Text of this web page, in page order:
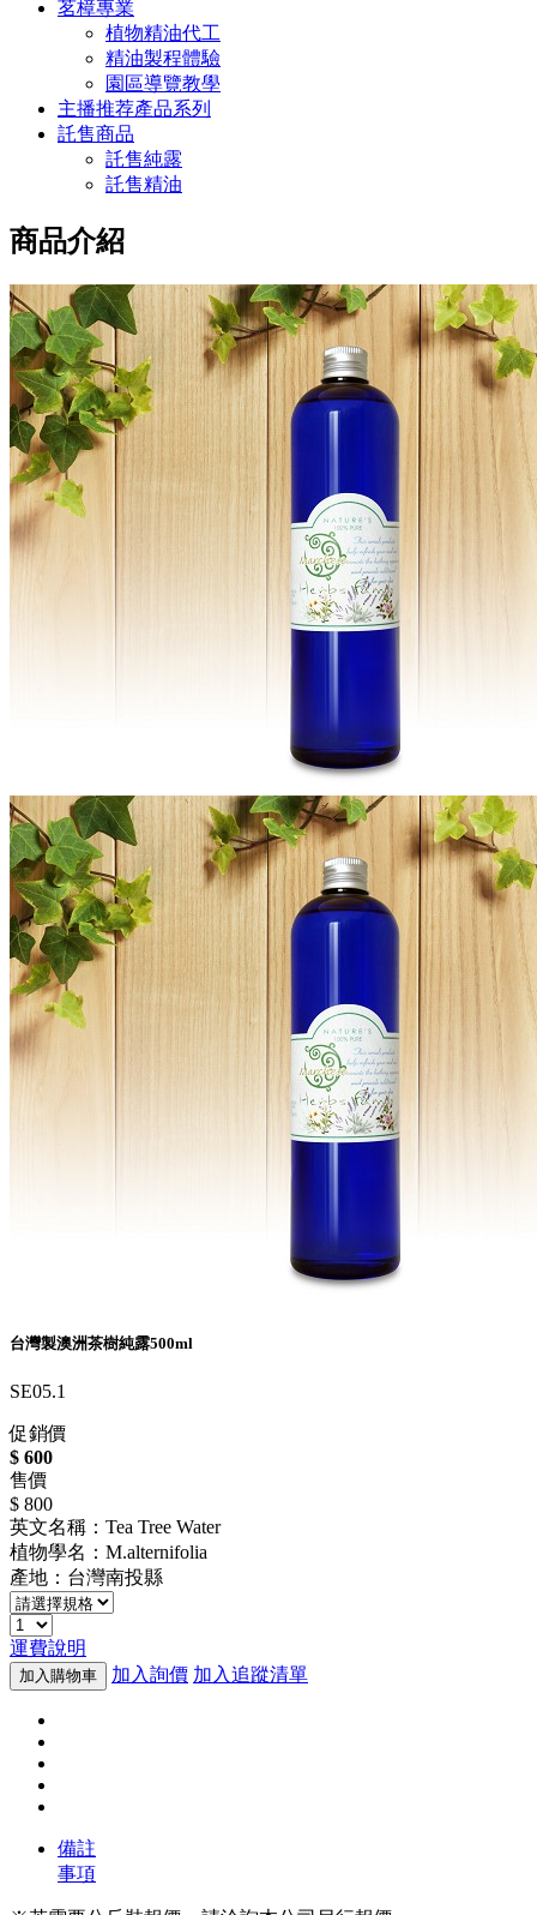
茗樟專業
植物精油代工
精油製程體驗
園區導覽教學
主播推荐產品系列
託售商品
託售純露
託售精油
商品介紹
台灣製澳洲茶樹純露500ml
SE05.1
促銷價
$ 600
售價
$ 800
英文名稱：Tea Tree Water
植物學名：M.alternifolia
產地：台灣南投縣
運費說明
加入購物車 加入詢價 加入追蹤清單
備註
事項